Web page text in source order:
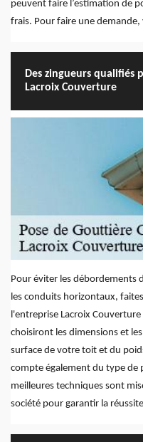
peuvent faire l’estimation de
frais. Pour faire une demande,
Des zingueurs qualifiés
Lacroix Couverture
Pour éviter les débordements
les conduits horizontaux,
l'entreprise Lacroix
choisiront les dimensions et
surface de votre toit et du
compte également du type de
meilleures techniques sont
société pour garantir la